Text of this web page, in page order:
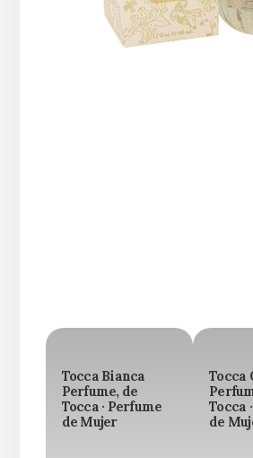
Tocca Bianca
Perfume, de
Tocca · Perfume
de Mujer
Tocca
Tocca
de